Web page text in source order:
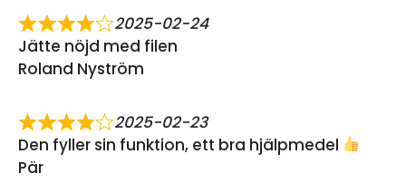
2025-02-24
Jätte nöjd med filen
Roland Nyström
2025-02-23
Den fyller sin funktion, ett bra hjälpmedel
Pär